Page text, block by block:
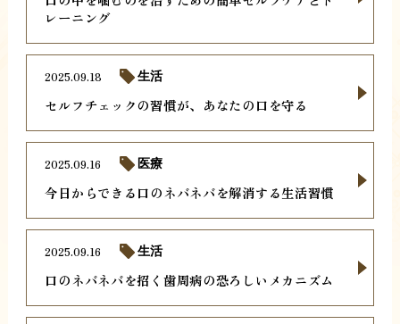
レーニング
セルフチェックの習慣が、あなたの口を守る
2025.09.18 生活
今日からできる口のネバネバを解消する生活習慣
2025.09.16 医療
口のネバネバを招く歯周病の恐ろしいメカニズム
2025.09.16 生活